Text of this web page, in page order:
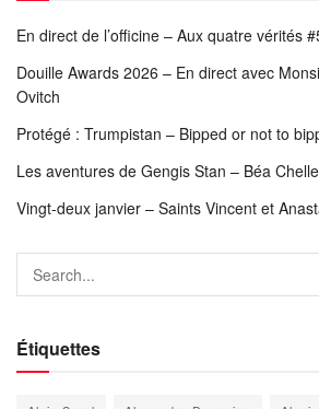
En direct de l’officine – Aux quatre vérités
Douille Awards 2026 – En direct avec
Ovitch
Protégé : Trumpistan – Bipped or not to
Les aventures de Gengis Stan – Béa
Vingt-deux janvier – Saints Vincent et
Étiquettes